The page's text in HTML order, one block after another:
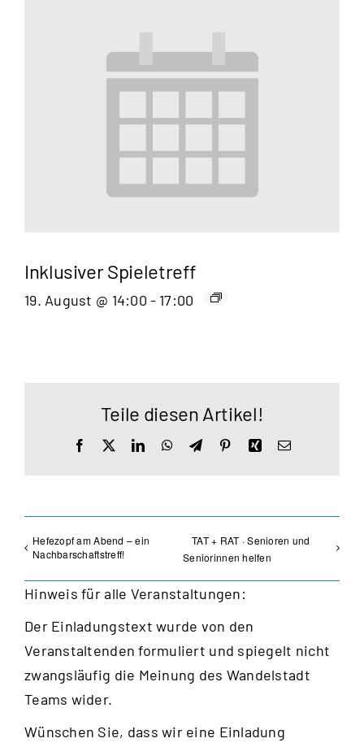
Inklusiver Spieletreff
19. August @ 14:00 - 17:00
Teile diesen Artikel!
Facebook LinkedInWhatsApp
TelegramPinterestXingE-
Hefezopf am Abend – ein
Nachbarschaftstreff!
TAT + RAT · Senioren und
Seniorinnen helfen
Hinweis für alle Veranstaltungen:
Der Einladungstext wurde von den
Veranstaltenden formuliert und spiegelt nicht
zwangsläufig die Meinung des Wandelstadt
Teams wider.
Wünschen Sie, dass wir eine Einladung